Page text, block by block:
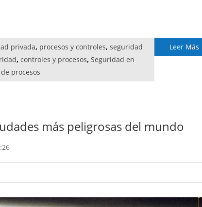
Leer Más
privada, procesos y controles, seguridad
, controles y procesos, Seguridad en
procesos
más peligrosas del mundo